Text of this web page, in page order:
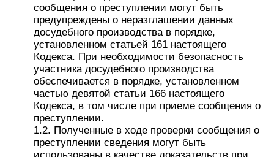
сообщения о преступлении могут быть
предупреждены о неразглашении данных
досудебного производства в порядке,
установленном статьей 161 настоящего
Кодекса. При необходимости безопасность
участника досудебного производства
обеспечивается в порядке, установленном
частью девятой статьи 166 настоящего
Кодекса, в том числе при приеме сообщения о
преступлении.
1.2. Полученные в ходе проверки сообщения о
преступлении сведения могут быть